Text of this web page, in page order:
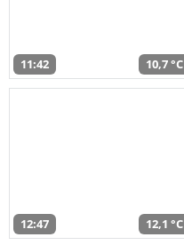
11:42 10,7 °C
12:47 12,1 °C